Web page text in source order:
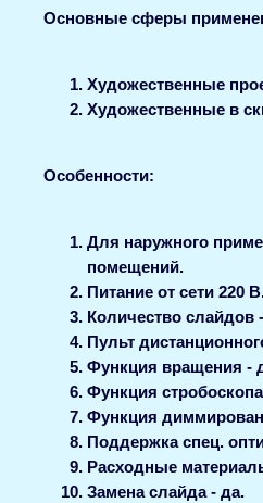
Основные сферы
Художественные
Художественные в
Особенности:
Для наружного
помещений.
Питание от сети 220
Количество слайдов
Пульт
Функция вращения -
Функция
Функция
Поддержка спец.
Расходные
Замена слайда - да.